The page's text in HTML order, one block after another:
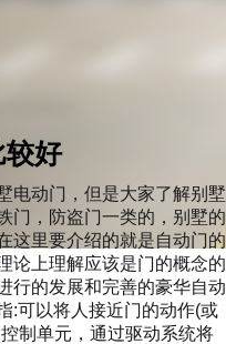
好
电动门 ，但是大家了解别墅
门，防盗门一类的，别墅的
这里要介绍的就是自动门的
论上理解应该是门的概念的
行的发展和完善的豪华自动
:可以将人接近门的动作(或
制单元，通过驱动系统将